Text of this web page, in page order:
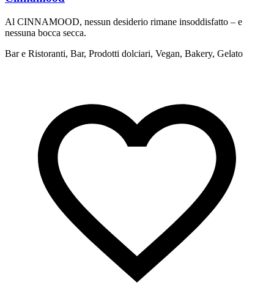
Al CINNAMOOD, nessun desiderio rimane insoddisfatto – e
nessuna bocca secca.
Bar e Ristoranti, Bar, Prodotti dolciari, Vegan, Bakery, Gelato